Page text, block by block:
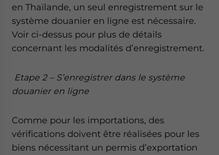
en Thaïlande, un seul enregistrement sur le
système douanier en ligne est nécessaire.
Voir ci-dessus pour plus de détails
concernant les modalités d’enregistrement.
Etape 2 – S’enregistrer dans le système
douanier en ligne
Comme pour les importations, des
vérifications doivent être réalisées pour les
biens nécessitant un permis d’exportation